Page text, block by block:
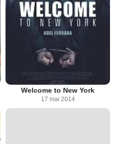
Welcome to New York
17 mai 2014